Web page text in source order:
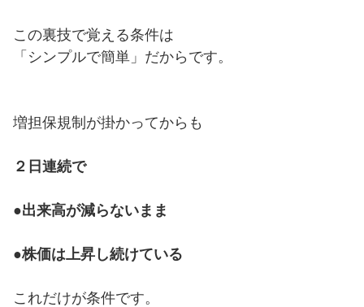
この裏技で覚える条件は
「シンプルで簡単」だからです。
増担保規制が掛かってからも
２日連続で
●出来高が減らないまま
●株価は上昇し続けている
これだけが条件です。